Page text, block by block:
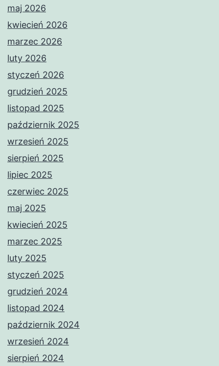
maj 2026
kwiecień 2026
marzec 2026
luty 2026
styczeń 2026
grudzień 2025
listopad 2025
październik 2025
wrzesień 2025
sierpień 2025
lipiec 2025
czerwiec 2025
maj 2025
kwiecień 2025
marzec 2025
luty 2025
styczeń 2025
grudzień 2024
listopad 2024
październik 2024
wrzesień 2024
sierpień 2024